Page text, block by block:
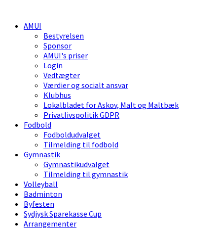
AMUI
Bestyrelsen
Sponsor
AMUI's priser
Login
Vedtægter
Værdier og socialt ansvar
Klubhus
Lokalbladet for Askov, Malt og Maltbæk
Privatlivspolitik GDPR
Fodbold
Fodboldudvalget
Tilmelding til fodbold
Gymnastik
Gymnastikudvalget
Tilmelding til gymnastik
Volleyball
Badminton
Byfesten
Sydjysk Sparekasse Cup
Arrangementer